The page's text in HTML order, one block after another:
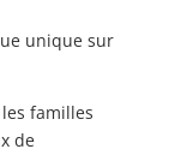
unique sur
familles
de